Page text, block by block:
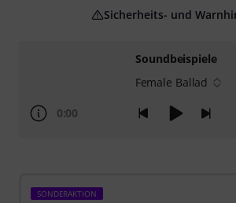
Soundbeispiele
Female Ballad
0:00
SONDERAKTION
Sicherheits- und